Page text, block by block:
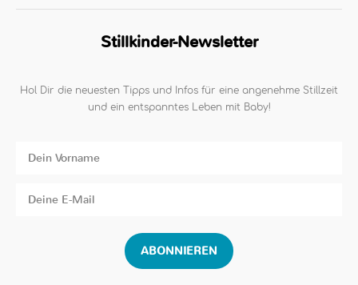
Stillkinder-Newsletter
Hol Dir die neuesten Tipps und Infos für eine angenehme Stillzeit
und ein entspanntes Leben mit Baby!
ABONNIEREN